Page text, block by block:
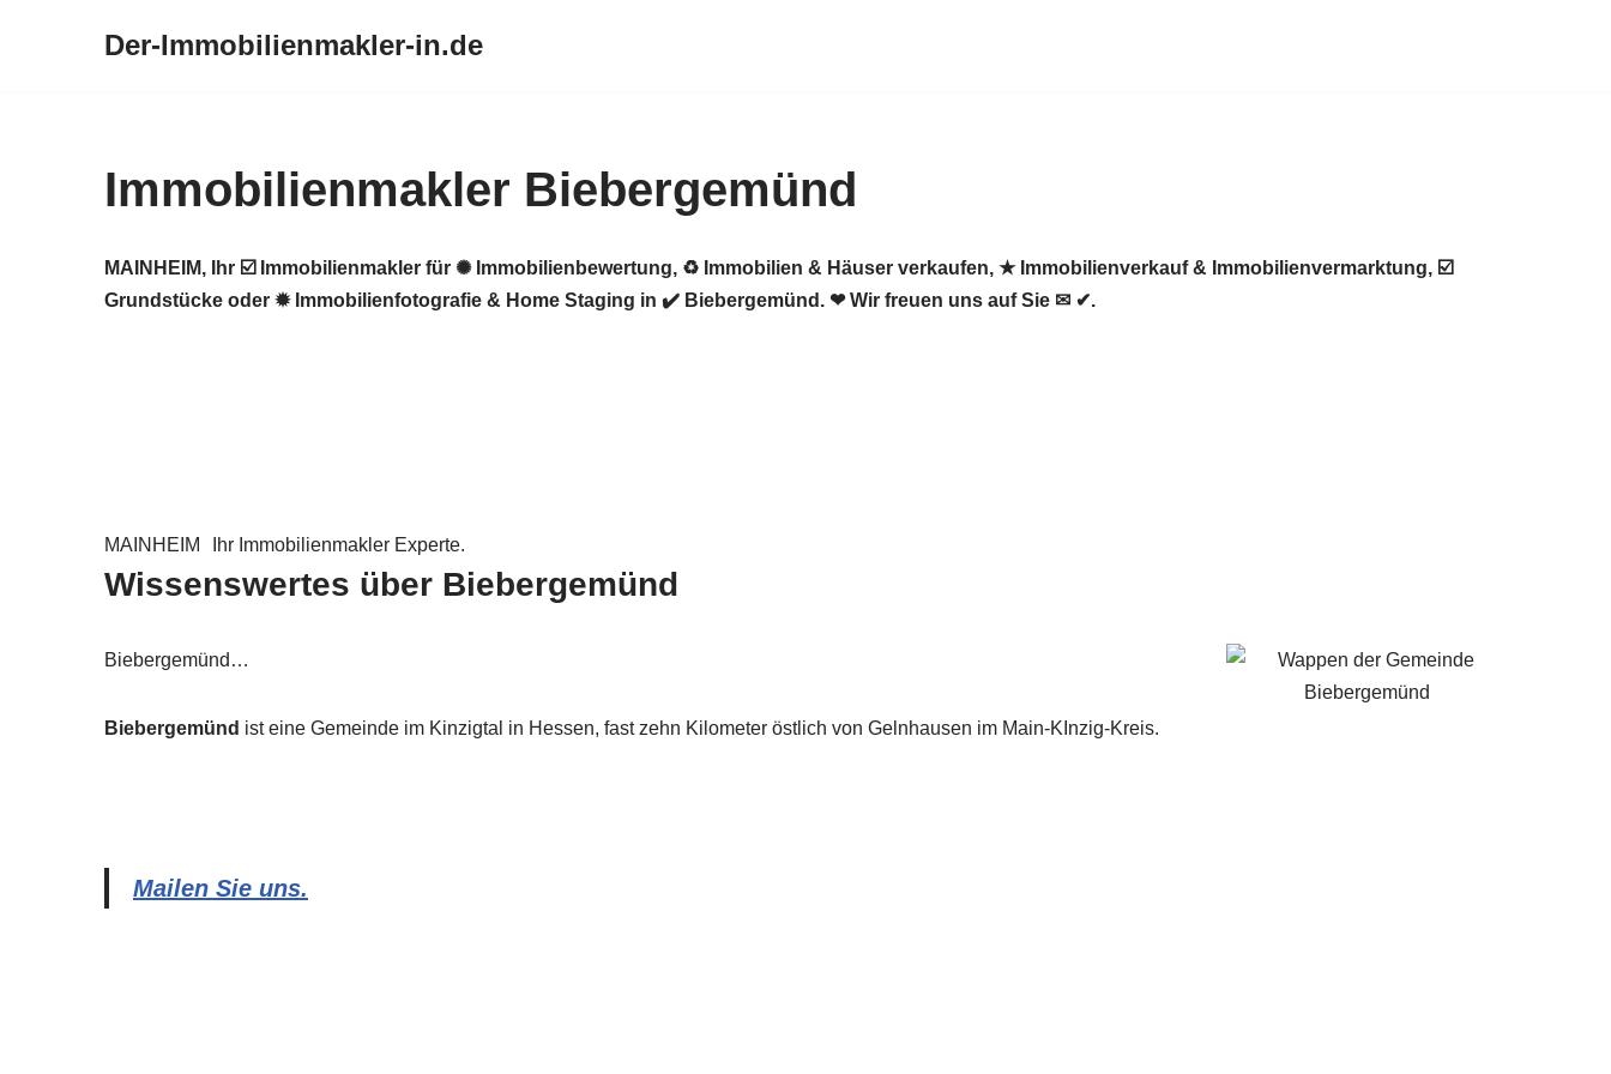
Der-Immobilienmakler-in.de
Immobilienmakler Biebergemünd
MAINHEIM, Ihr ☑️ Immobilienmakler für ✺ Immobilienbewertung, ♻ Immobilien & Häuser verkaufen, ★ Immobilienverkauf & Immobilienvermarktung, ☑️
Grundstücke oder ✹ Immobilienfotografie & Home Staging in ✔️ Biebergemünd. ❤ Wir freuen uns auf Sie ✉ ✔.
MAINHEIM Ihr Immobilienmakler Experte.
Wissenswertes über Biebergemünd
Biebergemünd…
Biebergemünd ist eine Gemeinde im Kinzigtal in Hessen, fast zehn Kilometer östlich von Gelnhausen im Main-KInzig-Kreis.
Mailen Sie uns.